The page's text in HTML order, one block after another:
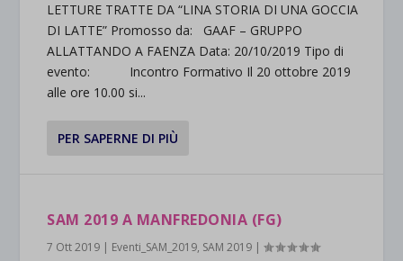
LETTURE TRATTE DA “LINA STORIA DI UNA GOCCIA
DI LATTE” Promosso da: GAAF – GRUPPO
ALLATTANDO A FAENZA Data: 20/10/2019 Tipo di
evento: Incontro Formativo Il 20 ottobre 2019
alle ore 10.00 si...
PER SAPERNE DI PIÙ
SAM 2019 A MANFREDONIA (FG)
7 Ott 2019 | Eventi_SAM_2019, SAM 2019 |